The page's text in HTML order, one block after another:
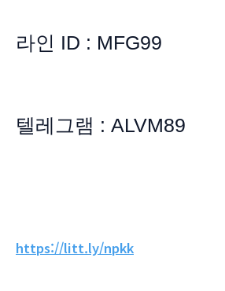
라인 ID : MFG99
텔레그램 : ALVM89
https://litt.ly/npkk